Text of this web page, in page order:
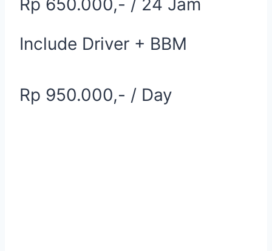
Rp 650.000,- / 24 Jam
Include Driver + BBM
Rp 950.000,- / Day